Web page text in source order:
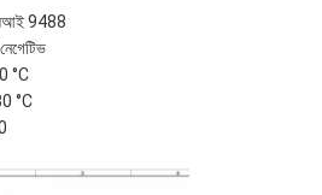
9488
°C
°C